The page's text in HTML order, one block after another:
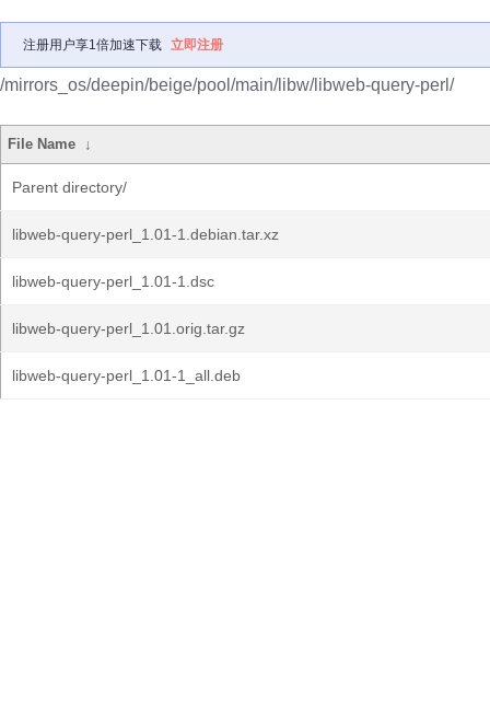
注册用户享1倍加速下载 立即注册
/mirrors_os/deepin/beige/pool/main/libw/libweb-query-perl/
File Name ↓
Parent directory/
libweb-query-perl_1.01-1.debian.tar.xz
libweb-query-perl_1.01-1.dsc
libweb-query-perl_1.01.orig.tar.gz
libweb-query-perl_1.01-1_all.deb